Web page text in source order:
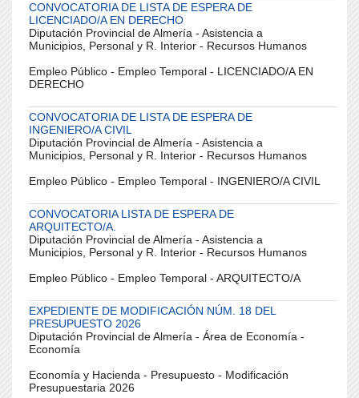
CONVOCATORIA DE LISTA DE ESPERA DE
LICENCIADO/A EN DERECHO
Diputación Provincial de Almería - Asistencia a
Municipios, Personal y R. Interior - Recursos Humanos
Empleo Público - Empleo Temporal - LICENCIADO/A EN
DERECHO
CONVOCATORIA DE LISTA DE ESPERA DE
INGENIERO/A CIVIL
Diputación Provincial de Almería - Asistencia a
Municipios, Personal y R. Interior - Recursos Humanos
Empleo Público - Empleo Temporal - INGENIERO/A CIVIL
CONVOCATORIA LISTA DE ESPERA DE
ARQUITECTO/A.
Diputación Provincial de Almería - Asistencia a
Municipios, Personal y R. Interior - Recursos Humanos
Empleo Público - Empleo Temporal - ARQUITECTO/A
EXPEDIENTE DE MODIFICACIÓN NÚM. 18 DEL
PRESUPUESTO 2026
Diputación Provincial de Almería - Área de Economía -
Economía
Economía y Hacienda - Presupuesto - Modificación
Presupuestaria 2026